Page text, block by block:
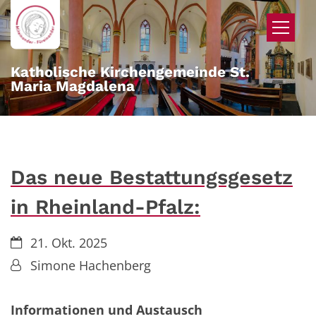
Zum Inhalt springen
Katholische Kirchengemeinde St.
Maria Magdalena
Das neue Bestattungsgesetz
in Rheinland-Pfalz:
Datum:21. Okt. 2025
Von:Simone Hachenberg
Informationen und Austausch